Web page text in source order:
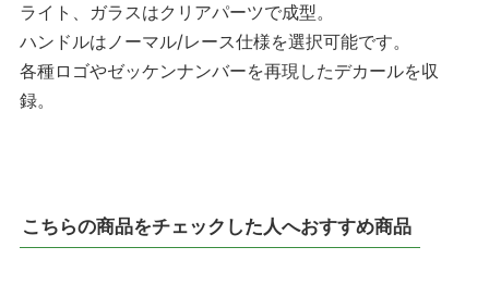
ライト、ガラスはクリアパーツで成型。
ハンドルはノーマル/レース仕様を選択可能です。
各種ロゴやゼッケンナンバーを再現したデカールを収
録。
こちらの商品をチェックした人へおすすめ商品